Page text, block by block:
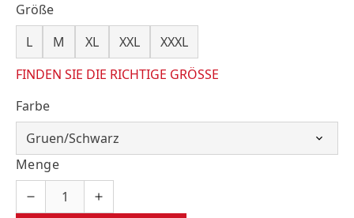
Größe
L
M XL XXL
XXXL
FINDEN SIE DIE RICHTIGE GRÖSSE
Farbe
Menge